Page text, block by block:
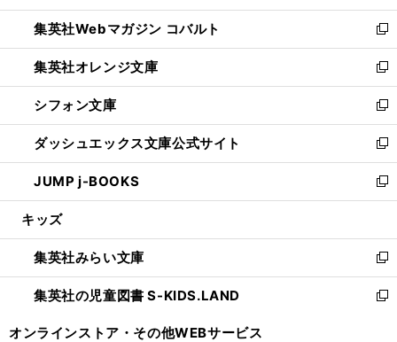
開
く
ウ
で
開
く
ン
ド
ウ
で
開
く
ウ
ィ
ン
ド
ウ
で
開
く
集英社Webマガジン コバルト
新
し
い
ウ
ィ
ン
ド
ウ
で
開
集英社オレンジ文庫
新
し
い
ウ
ィ
ン
ド
ウ
開
く
シフォン文庫
新
し
い
ウ
ィ
ン
ウ
で
開
く
ダッシュエックス文庫公式サイト
新
し
い
ウ
ン
ド
ウ
で
JUMP j-BOOKS
新
し
ウ
ィ
ン
ド
キッズ
集英社みらい文庫
新
し
い
集英社の児童図書 S-KIDS.LAND
新
オンラインストア・ その他WEBサービス